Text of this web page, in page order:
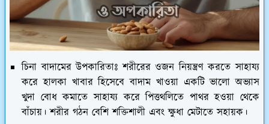
চিনা বাদামের উপকারিতাঃ শরীরের ওজন নিয়ন্ত্রণ করতে সাহায্য
করে হালকা খাবার হিসেবে বাদাম খাওয়া একটি ভালো অভ্যাস
খুদা বোধ কমাতে সাহায্য করে পিত্তথলিতে পাথর হওয়া থেকে
বাঁচায়। শরীর গঠন বেশি শক্তিশালী এবং ক্ষুধা মেটাতে সহায়ক।